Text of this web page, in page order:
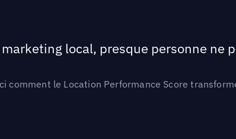
local, presque personne ne
le Location Performance Score